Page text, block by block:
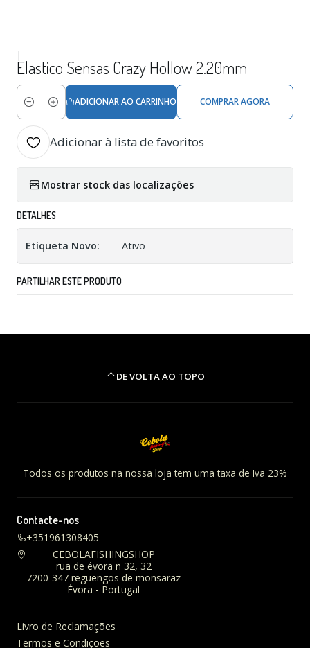
|
Elastico Sensas Crazy Hollow 2.20mm
Quantidade
ADICIONAR AO CARRINHO COMPRAR AGORA
Adicionar à lista de favoritos
Mostrar stock das localizações
DETALHES
Etiqueta Novo: Ativo
PARTILHAR ESTE PRODUTO
DE VOLTA AO TOPO
Todos os produtos na nossa loja tem uma taxa de Iva 23%
Contacte-nos
+351961308405
CEBOLAFISHINGSHOP
rua de évora n 32, 32
7200-347 reguengos de monsaraz
Évora - Portugal
Livro de Reclamações
Termos e Condições